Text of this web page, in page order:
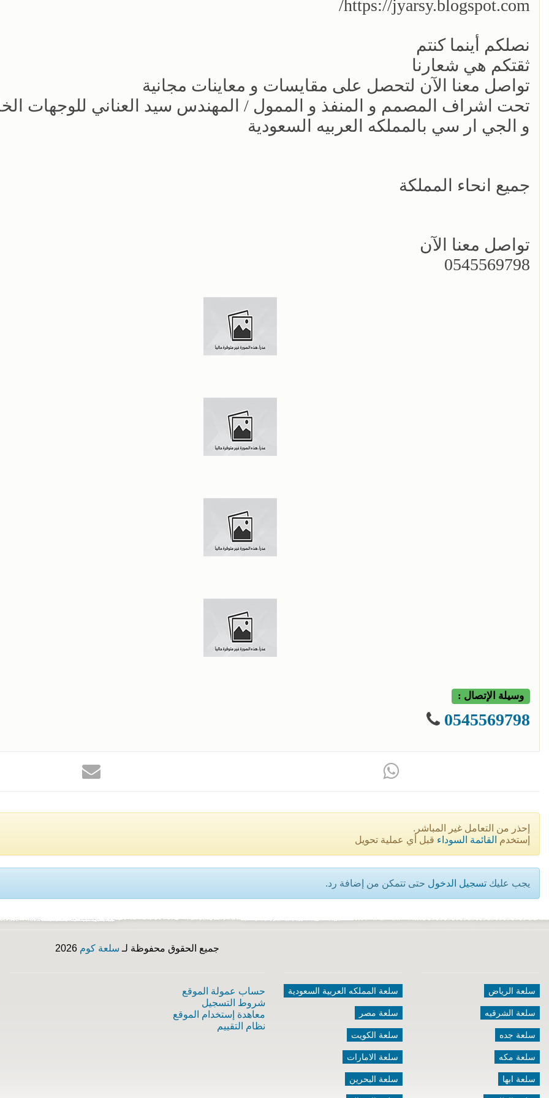
https://jyarsy.blogspot.com/
نصلكم أينما كنتم
ثقتكم هي شعارنا
تواصل معنا الآن لتحصل على مقايسات و معاينات مجانية
تحت اشراف المصمم و المنفذ و الممول / المهندس سيد العناني للوجهات
و الجي ار سي بالمملكه العربيه السعودية
جميع انحاء المملكة
تواصل معنا الآن
0545569798
وسيلة الإتصال :
0545569798
إحذر من التعامل غير المباشر.
إستخدم القائمة السوداء قبل أي عملية تحويل
يجب عليك تسجيل الدخول حتى تتمكن من إضافة رد.
جميع الحقوق محفوظة لـ سلعة كوم
سلعة الرياض
سلعة الشرقيه
سلعة جده
سلعة مكه
سلعة ابها
سلعة المملكه العربية السعودية
سلعة مصر
سلعة الكويت
سلعة الامارات
سلعة البحرين
حساب عمولة الموقع
شروط التسجيل
معاهدة إستخدام الموقع
نظام التقييم